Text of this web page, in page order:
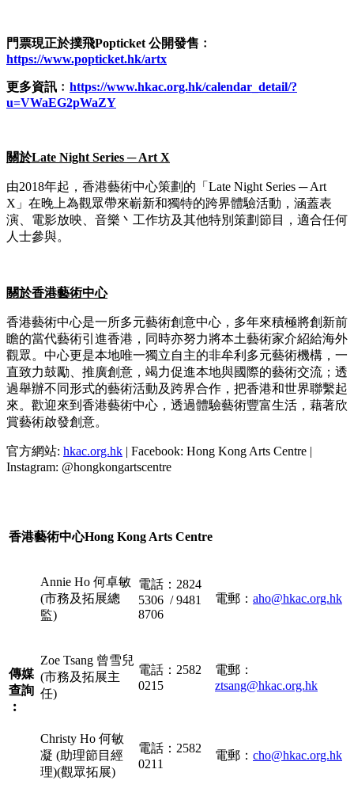
門票現正於撲飛Popticket 公開發售 ﹕
https://www.popticket.hk/artx
更多資訊﹕ https://www.hkac.org.hk/calendar_detail/?
u=VWaEG2pWaZY
關於Late Night Series ─ Art X
由2018年起，香港藝術中心策劃的「Late Night Series ─ Art
X」在晚上為觀眾帶來嶄新和獨特的跨界體驗活動，涵蓋表
演、電影放映、音樂丶工作坊及其他特別策劃節目，適合任何
人士參與。
關於香港藝術中心
香港藝術中心是一所多元藝術創意中心，多年來積極將創新前
瞻的當代藝術引進香港，同時亦努力將本土藝術家介紹給海外
觀眾。中心更是本地唯一獨立自主的非牟利多元藝術機構，一
直致力鼓勵、推廣創意，竭力促進本地與國際的藝術交流；透
過舉辦不同形式的藝術活動及跨界合作，把香港和世界聯繫起
來。歡迎來到香港藝術中心，透過體驗藝術豐富生活，藉著欣
賞藝術啟發創意。
官方網站: hkac.org.hk | Facebook: Hong Kong Arts Centre |
Instagram: @hongkongartscentre
香港藝術中心Hong Kong Arts Centre
傳媒
查詢
︰
Annie Ho 何卓敏
(市務及拓展總
監)
電話：2824
5306 / 9481
8706
電郵： aho@hkac.org.hk
Zoe Tsang 曾雪兒
(市務及拓展主
任)
電話：2582
0215
電郵：
ztsang@hkac.org.hk
Christy Ho 何敏
凝 (助理節目經
理)(觀眾拓展)
電話：2582
0211
電郵： cho@hkac.org.hk